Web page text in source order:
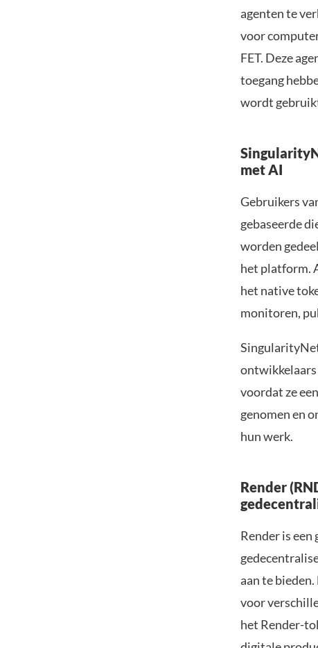
agenten te
voor
FET. Deze
toegang
wordt
met AI
Gebruikers
gebaseerde
worden
het platform.
het native
monitoren,
voordat ze
genomen en
hun werk.
Render
Render is
aan te
voor
het Render-